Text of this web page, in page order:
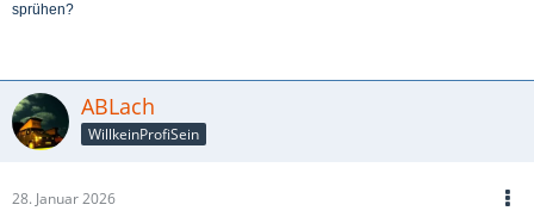
sprühen?
ABLach
WillkeinProfiSein
28. Januar 2026